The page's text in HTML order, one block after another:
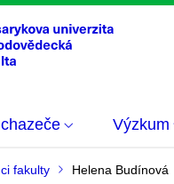
Výzkum
fakulty Helena Budínová